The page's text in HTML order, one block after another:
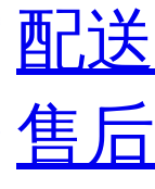
配
售